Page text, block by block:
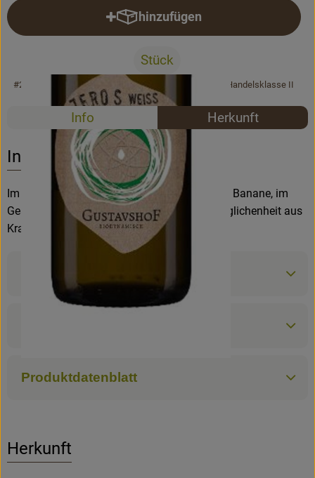
hinzufügen
Produkt zum Warenkorb
Stück
#26458 10,99 €/ Stück 14,65 € Handelsklasse II
Rezepte
Info Herkunft
Entdecke passende Rezepte
Info
Im Duft erinnert der Zero S weiß an Birne und Banane, im
Geschmack spielt die milde Säure mit Ausgeglichenheit aus
Kraft und Eleganz.
Produktdatenblatt
Herkunft